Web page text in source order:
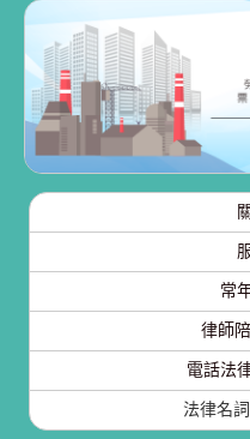
常
律師
電話法
法律名